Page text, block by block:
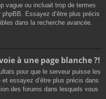
vague ou incluait trop de termes
Essayez d’être plus précis
dans la recherche avancée.
à une page blanche ?!
pour que le serveur puisse les
essayez d’être plus précis dans
des forums dans lesquels vous